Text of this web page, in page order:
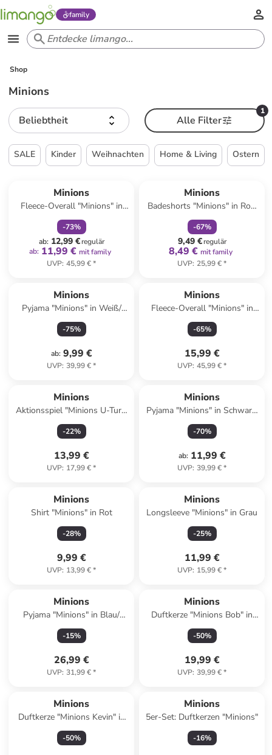
family
Shop
Minions
Beliebtheit
1
Alle Filter
SALE Kinder Weihnachten Home & Living Ostern
Minions
Fleece-Overall "Minions" in
Gelb
-73%
ab: 12,99 €regulär
ab: 11,99 € mit family
UVP: 45,99 €*
Minions
Badeshorts "Minions" in Rot/
Gelb
-67%
9,49 €regulär
8,49 € mit family
UVP: 25,99 €*
Minions
Pyjama "Minions" in Weiß/
Grau
-75%
ab: 9,99 €
UVP: 39,99 €*
Minions
Fleece-Overall "Minions" in
Blau
-65%
15,99 €
UVP: 45,99 €*
Minions
Aktionsspiel "Minions U-Turn
Bowling" - ab 4 Jahren
-22%
13,99 €
UVP: 17,99 €*
Minions
Pyjama "Minions" in Schwarz/
Rosa
-70%
ab: 11,99 €
UVP: 39,99 €*
Minions
Shirt "Minions" in Rot
-28%
9,99 €
UVP: 13,99 €*
Minions
Longsleeve "Minions" in Grau
-25%
11,99 €
UVP: 15,99 €*
Minions
Pyjama "Minions" in Blau/
Bunt
-15%
26,99 €
UVP: 31,99 €*
Minions
Duftkerze "Minions Bob" in
Grün - 200 g
-50%
19,99 €
UVP: 39,99 €*
Minions
Duftkerze "Minions Kevin" in
Blau - 200 g
-50%
Minions
5er-Set: Duftkerzen "Minions"
-16%